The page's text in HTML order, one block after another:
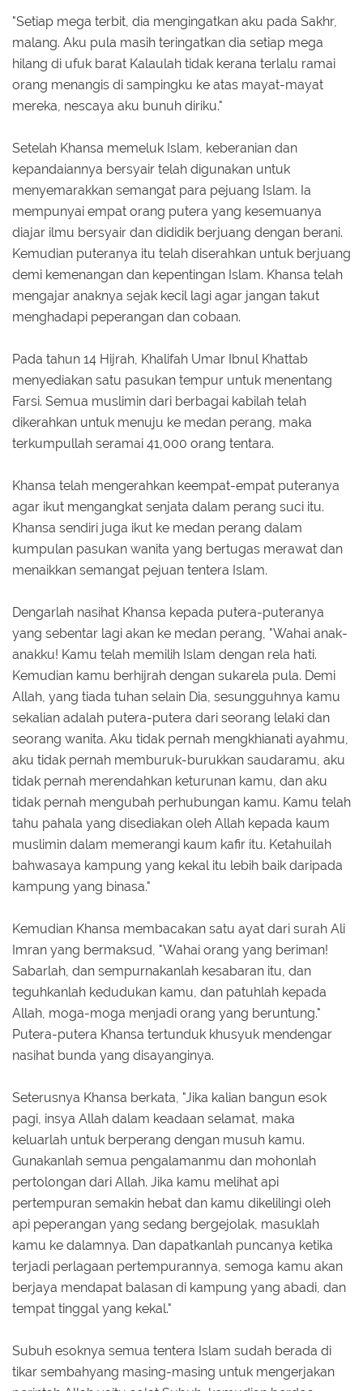
"Setiap mega terbit, dia mengingatkan aku pada Sakhr,
malang. Aku pula masih teringatkan dia setiap mega
hilang di ufuk barat Kalaulah tidak kerana terlalu ramai
orang menangis di sampingku ke atas mayat-mayat
mereka, nescaya aku bunuh diriku."
Setelah Khansa memeluk Islam, keberanian dan
kepandaiannya bersyair telah digunakan untuk
menyemarakkan semangat para pejuang Islam. Ia
mempunyai empat orang putera yang kesemuanya
diajar ilmu bersyair dan dididik berjuang dengan berani.
Kemudian puteranya itu telah diserahkan untuk berjuang
demi kemenangan dan kepentingan Islam. Khansa telah
mengajar anaknya sejak kecil lagi agar jangan takut
menghadapi peperangan dan cobaan.
Pada tahun 14 Hijrah, Khalifah Umar Ibnul Khattab
menyediakan satu pasukan tempur untuk menentang
Farsi. Semua muslimin dari berbagai kabilah telah
dikerahkan untuk menuju ke medan perang, maka
terkumpullah seramai 41,000 orang tentara.
Khansa telah mengerahkan keempat-empat puteranya
agar ikut mengangkat senjata dalam perang suci itu.
Khansa sendiri juga ikut ke medan perang dalam
kumpulan pasukan wanita yang bertugas merawat dan
menaikkan semangat pejuan tentera Islam.
Dengarlah nasihat Khansa kepada putera-puteranya
yang sebentar lagi akan ke medan perang, "Wahai anak-
anakku! Kamu telah memilih Islam dengan rela hati.
Kemudian kamu berhijrah dengan sukarela pula. Demi
Allah, yang tiada tuhan selain Dia, sesungguhnya kamu
sekalian adalah putera-putera dari seorang lelaki dan
seorang wanita. Aku tidak pernah mengkhianati ayahmu,
aku tidak pernah memburuk-burukkan saudaramu, aku
tidak pernah merendahkan keturunan kamu, dan aku
tidak pernah mengubah perhubungan kamu. Kamu telah
tahu pahala yang disediakan oleh Allah kepada kaum
muslimin dalam memerangi kaum kafir itu. Ketahuilah
bahwasaya kampung yang kekal itu lebih baik daripada
kampung yang binasa."
Kemudian Khansa membacakan satu ayat dari surah Ali
Imran yang bermaksud, "Wahai orang yang beriman!
Sabarlah, dan sempurnakanlah kesabaran itu, dan
teguhkanlah kedudukan kamu, dan patuhlah kepada
Allah, moga-moga menjadi orang yang beruntung."
Putera-putera Khansa tertunduk khusyuk mendengar
nasihat bunda yang disayanginya.
Seterusnya Khansa berkata, "Jika kalian bangun esok
pagi, insya Allah dalam keadaan selamat, maka
keluarlah untuk berperang dengan musuh kamu.
Gunakanlah semua pengalamanmu dan mohonlah
pertolongan dari Allah. Jika kamu melihat api
pertempuran semakin hebat dan kamu dikelilingi oleh
api peperangan yang sedang bergejolak, masuklah
kamu ke dalamnya. Dan dapatkanlah puncanya ketika
terjadi perlagaan pertempurannya, semoga kamu akan
berjaya mendapat balasan di kampung yang abadi, dan
tempat tinggal yang kekal."
Subuh esoknya semua tentera Islam sudah berada di
tikar sembahyang masing-masing untuk mengerjakan